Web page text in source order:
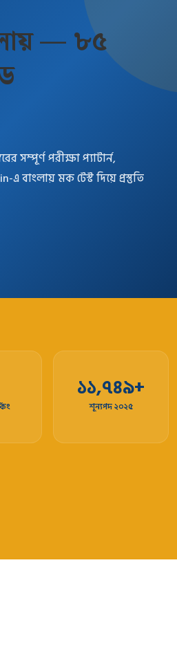
— ৮৫
সম্পূর্ণ পরীক্ষা প্যাটার্ন,
বাংলায় মক টেস্ট দিয়ে প্রস্তুতি
১১,৭৪৯+
শূন্যপদ ২০২৫